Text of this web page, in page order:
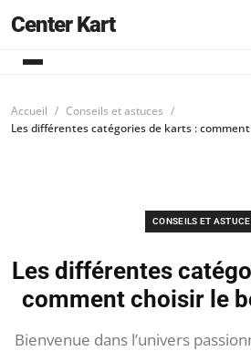
Center Kart
Accueil
Conseils et astuces
Les différentes catégories de karts :
CONSEILS ET
Les différentes
comment choisir le
Bienvenue dans l’univers